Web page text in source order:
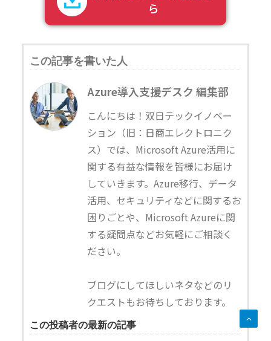
ら
この記事を書いた人
Azure導入支援デスク 編集部
こんにちは！双日テックイノベー
ション（旧：日商エレクトロニク
ス）では、Microsoft Azure活用に
関する有益な情報を皆様にお届け
していきます。Azure移行、データ
活用、セキュリティなどに関するお
困りごとや、Microsoft Azureに関
する疑問点などお気軽にご相談く
ださい。
ブログにしてほしいネタなどのリ
クエストもお待ちしております。
この投稿者の最新の記事 この投稿者の記事一覧